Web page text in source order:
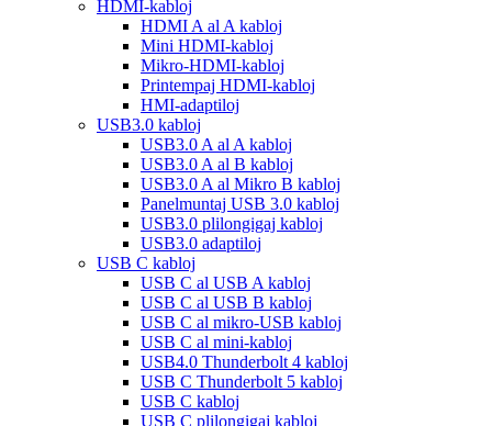
HDMI-kabloj
HDMI A al A kabloj
Mini HDMI-kabloj
Mikro-HDMI-kabloj
Printempaj HDMI-kabloj
HMI-adaptiloj
USB3.0 kabloj
USB3.0 A al A kabloj
USB3.0 A al B kabloj
USB3.0 A al Mikro B kabloj
Panelmuntaj USB 3.0 kabloj
USB3.0 plilongigaj kabloj
USB3.0 adaptiloj
USB C kabloj
USB C al USB A kabloj
USB C al USB B kabloj
USB C al mikro-USB kabloj
USB C al mini-kabloj
USB4.0 Thunderbolt 4 kabloj
USB C Thunderbolt 5 kabloj
USB C kabloj
USB C plilongigaj kabloj